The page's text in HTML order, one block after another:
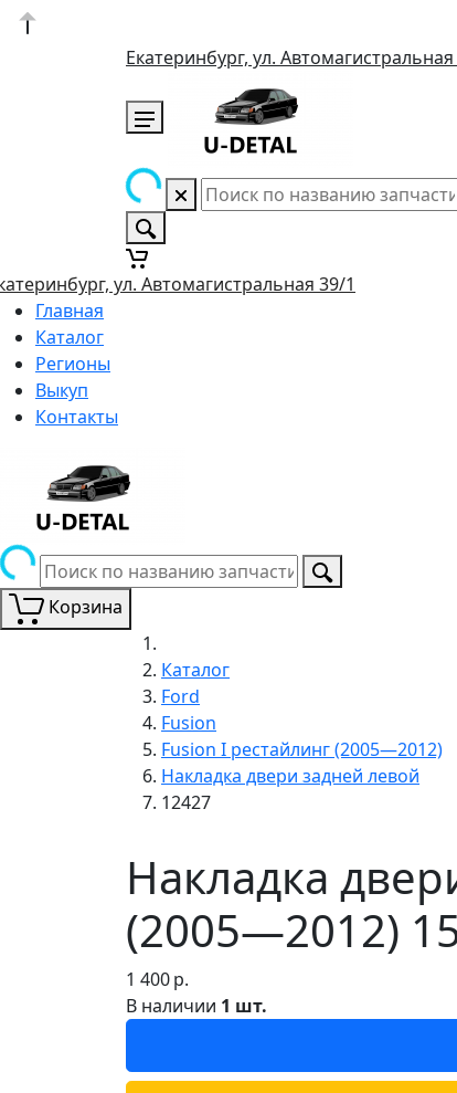
Екатеринбург, ул. Автомагистральная
ул. Автомагистральная 39/1
Главная
Каталог
Регионы
Выкуп
Контакты
Корзина
Каталог
Ford
Fusion
Fusion I рестайлинг (2005—2012)
Накладка двери задней левой
12427
Накладка
(2005—2012)
1 400р.
В наличии 1 шт.